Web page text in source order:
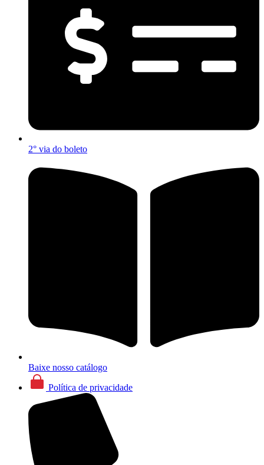
2° via do boleto
Baixe nosso catálogo
Política de privacidade